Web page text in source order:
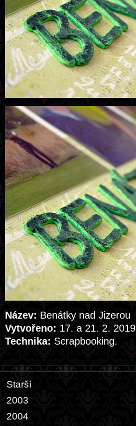
Název: Benátky nad Jizerou
Vytvořeno: 17. a 21. 2. 2019
Technika: Scrapbooking.
Starší
2003
2004